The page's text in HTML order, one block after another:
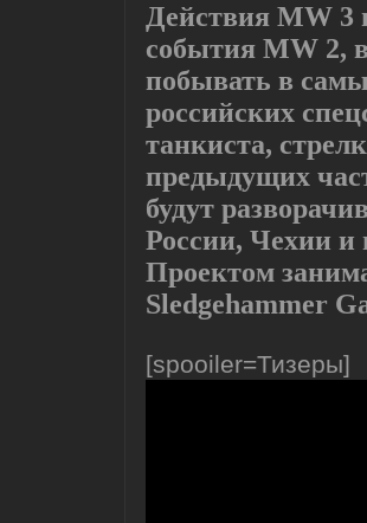
Действия MW 3
события MW 2,
побывать в
российских
танкиста,
предыдущих
будут
России, Чехии и
Проектом
Sledgehammer
[spooiler=Тизеры]